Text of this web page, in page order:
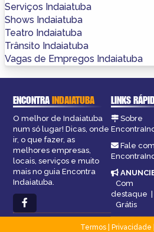
Serviços Indaiatuba
Shows Indaiatuba
Teatro Indaiatuba
Trânsito Indaiatuba
Vagas de Empregos Indaiatuba
ENCONTRAINDAIATUBA
O melhor de Indaiatuba
num só lugar! Dicas, onde
ir, o que fazer, as
melhores empresas,
locais, serviços e muito
mais no guia Encontra
Indaiatuba.
LINKS
Sobre
Fale
Com
destaque
Grátis
Termos| Privacidade